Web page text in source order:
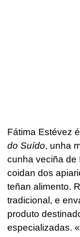
Fátima Estévez
do Suído, unha
cunha veciña de
coidan dos
teñan alimento.
tradicional, e
produto
especializadas.